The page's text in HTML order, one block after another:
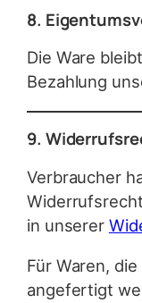
8.
Die Ware
Bezahlung
9.
Verbraucher
in unserer
Für Waren,
angefertigt